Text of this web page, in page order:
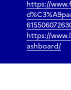
https://
https://
ashboard/